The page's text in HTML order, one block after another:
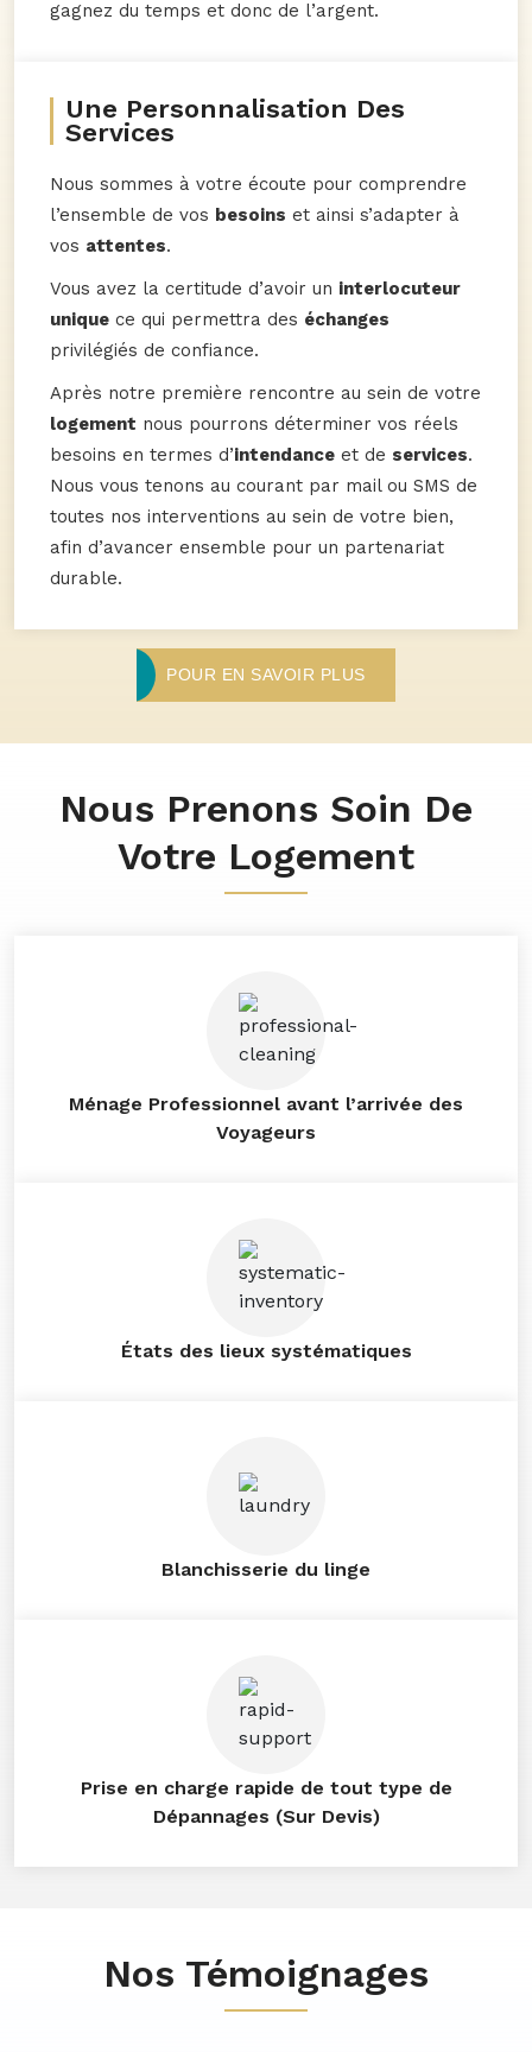
gagnez du temps et donc de l’argent.
Une Personnalisation Des
Services
Nous sommes à votre écoute pour comprendre
l’ensemble de vos besoins et ainsi s’adapter à
vos attentes.
Vous avez la certitude d’avoir un interlocuteur
unique ce qui permettra des échanges
privilégiés de confiance.
Après notre première rencontre au sein de votre
logement nous pourrons déterminer vos réels
besoins en termes d’intendance et de services.
Nous vous tenons au courant par mail ou SMS de
toutes nos interventions au sein de votre bien,
afin d’avancer ensemble pour un partenariat
durable.
POUR EN SAVOIR PLUS
Nous Prenons Soin De
Votre Logement
Ménage Professionnel avant l’arrivée des
Voyageurs
États des lieux systématiques
Blanchisserie du linge
Prise en charge rapide de tout type de
Dépannages (Sur Devis)
Nos Témoignages